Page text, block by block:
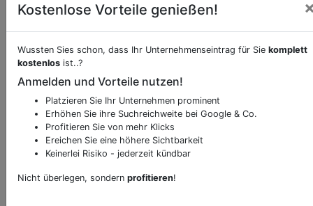
Beschreibung & Services vonHotel
Sie möchten eine Beschreibung, Dienstleistung
oder andere relevante Informationen hinzufügen?
Klicken Sie bittehierum uns zu kontaktieren.
Gerne erweitern wir Ihren Firmeneintrag um
Sonderangebote odere besondere Services, die
Ihren Wettbewerbern abheben.
Kostenlose Vorteile genießen!
Wussten Sies schon, dass Ihr Unternehmenseintrag für Sie komplett
kostenlos ist..?
Anmelden und Vorteile nutzen!
Platzieren Sie Ihr Unternehmen prominent
Erhöhen Sie ihre Suchreichweite bei Google & Co.
Profitieren Sie von mehr Klicks
Ereichen Sie eine höhere Sichtbarkeit
Keinerlei Risiko - jederzeit kündbar
Nicht überlegen, sondern profitieren!